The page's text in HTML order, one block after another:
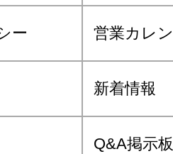
ー 営業カレ
新着情報
Q&A掲示板